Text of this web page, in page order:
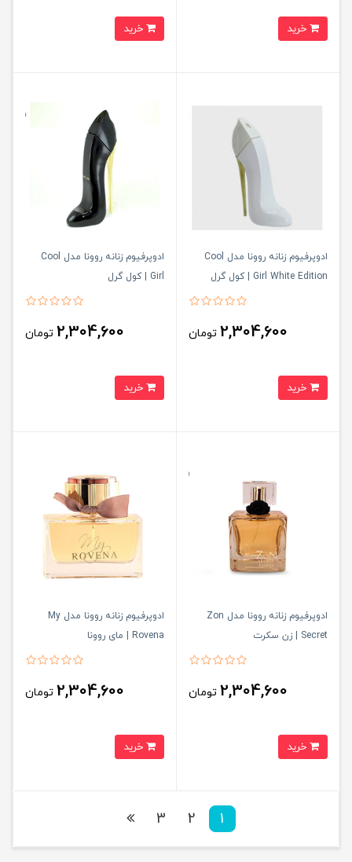
ادوپرفیوم زنانه روونا مدل Cool
Girl White Edition | کول گرل
2,304,600 تومان
ادوپرفیوم زنانه روونا مدل Cool
Girl | کول گرل
2,304,600 تومان
ادوپرفیوم زنانه روونا مدل Zon
Secret | زن سکرت
2,304,600 تومان
ادوپرفیوم زنانه روونا مدل My
Rovena | مای روونا
2,304,600 تومان
1
2
3